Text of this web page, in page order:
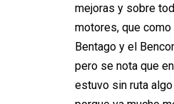
mejoras y sobre
motores, que
Bentago y el
pero se nota que
estuvo sin ruta